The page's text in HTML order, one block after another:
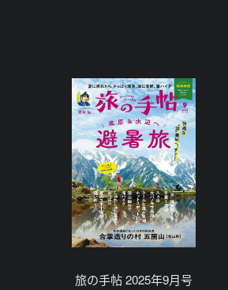
旅の手帖 2025年9月号